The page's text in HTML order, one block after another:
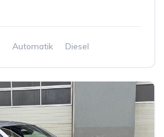
Automatik
Diesel